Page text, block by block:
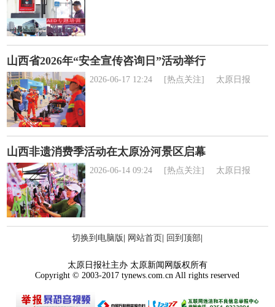
山西省2026年“安全宣传咨询日”活动举行
2026-06-17 12:24 [热点关注] 太原日报
山西非遗消费季活动在太原汾河景区启幕
2026-06-14 09:24 [热点关注] 太原日报
切换到电脑版 网站首页 回到顶部
太原日报社主办 太原新闻网版权所有
Copyright © 2003-2017 tynews.com.cn All rights reserved